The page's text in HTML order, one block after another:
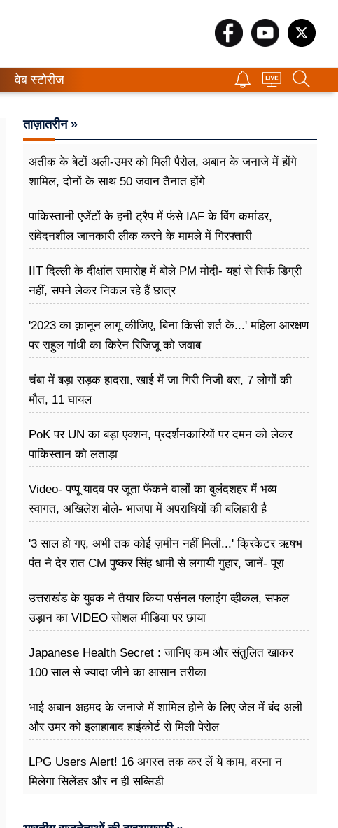
वेब स्टोरीज
ताज़ातरीन »
अतीक के बेटों अली-उमर को मिली पैरोल, अबान के जनाजे में होंगे
शामिल, दोनों के साथ 50 जवान तैनात होंगे
पाकिस्तानी एजेंटों के हनी ट्रैप में फंसे IAF के विंग कमांडर,
संवेदनशील जानकारी लीक करने के मामले में गिरफ्तारी
IIT दिल्ली के दीक्षांत समारोह में बोले PM मोदी- यहां से सिर्फ डिग्री
नहीं, सपने लेकर निकल रहे हैं छात्र
'2023 का क़ानून लागू कीजिए, बिना किसी शर्त के...' महिला आरक्षण
पर राहुल गांधी का किरेन रिजिजू को जवाब
चंबा में बड़ा सड़क हादसा, खाई में जा गिरी निजी बस, 7 लोगों की
मौत, 11 घायल
PoK पर UN का बड़ा एक्शन, प्रदर्शनकारियों पर दमन को लेकर
पाकिस्तान को लताड़ा
Video- पप्पू यादव पर जूता फेंकने वालों का बुलंदशहर में भव्य
स्वागत, अखिलेश बोले- भाजपा में अपराधियों की बलिहारी है
'3 साल हो गए, अभी तक कोई ज़मीन नहीं मिली...' क्रिकेटर ऋषभ
पंत ने देर रात CM पुष्कर सिंह धामी से लगायी गुहार, जानें- पूरा
उत्तराखंड के युवक ने तैयार किया पर्सनल फ्लाइंग व्हीकल, सफल
उड़ान का VIDEO सोशल मीडिया पर छाया
Japanese Health Secret : जानिए कम और संतुलित खाकर
100 साल से ज्यादा जीने का आसान तरीका
भाई अबान अहमद के जनाजे में शामिल होने के लिए जेल में बंद अली
और उमर को इलाहाबाद हाईकोर्ट से मिली पेरोल
LPG Users Alert! 16 अगस्त तक कर लें ये काम, वरना न
मिलेगा सिलेंडर और न ही सब्सिडी